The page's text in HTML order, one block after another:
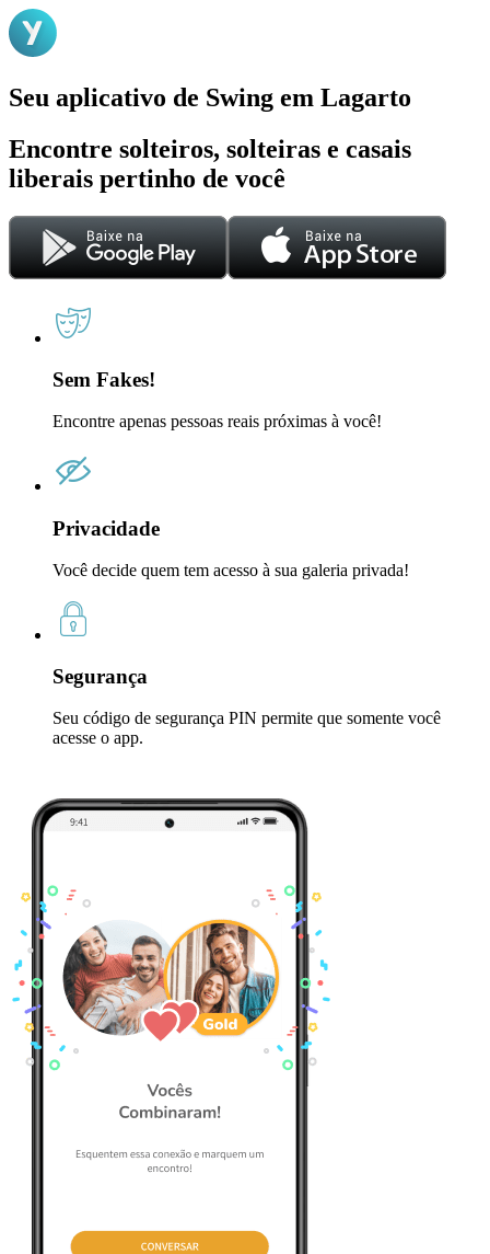
Seu aplicativo de Swing em Lagarto
Encontre solteiros, solteiras e casais
liberais pertinho de você
Sem Fakes!
Encontre apenas pessoas reais próximas à você!
Privacidade
Você decide quem tem acesso à sua galeria privada!
Segurança
Seu código de segurança PIN permite que somente você
acesse o app.